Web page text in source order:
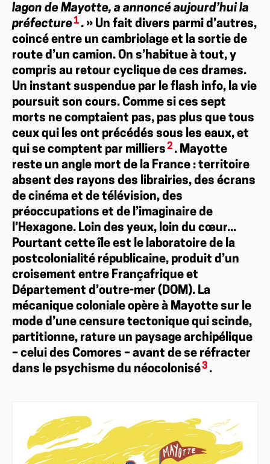
lagon de Mayotte, a annoncé aujourd’hui la
préfecture1 . » Un fait divers parmi d’autres,
coincé entre un cambriolage et la sortie de
route d’un camion. On s’habitue à tout, y
compris au retour cyclique de ces drames.
Un instant suspendue par le flash info, la vie
poursuit son cours. Comme si ces sept
morts ne comptaient pas, pas plus que tous
ceux qui les ont précédés sous les eaux, et
qui se comptent par milliers2 . Mayotte
reste un angle mort de la France : territoire
absent des rayons des librairies, des écrans
de cinéma et de télévision, des
préoccupations et de l’imaginaire de
l’Hexagone. Loin des yeux, loin du cœur...
Pourtant cette île est le laboratoire de la
postcolonialité républicaine, produit d’un
croisement entre Françafrique et
Département d’outre-mer (DOM). La
mécanique coloniale opère à Mayotte sur le
mode d’une censure tectonique qui scinde,
partitionne, rature un paysage archipélique
– celui des Comores – avant de se réfracter
dans le psychisme du néocolonisé3 .